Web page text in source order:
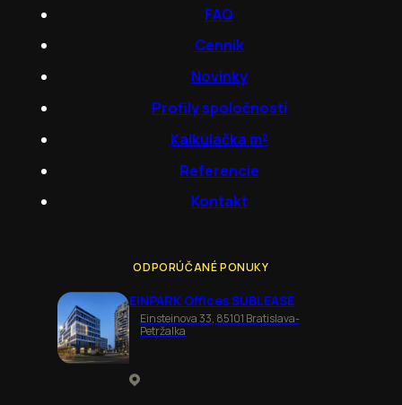
FAQ
Cenník
Novinky
Profily spoločností
Kalkulačka m²
Referencie
Kontakt
ODPORÚČANÉ PONUKY
EINPARK Offices SUBLEASE
Einsteinova 33, 85101 Bratislava-
Petržalka